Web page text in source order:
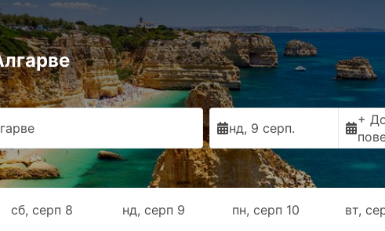
нд, 9 серп.
+
сб, серп 8 нд, серп 9 пн, серп 10 вт,